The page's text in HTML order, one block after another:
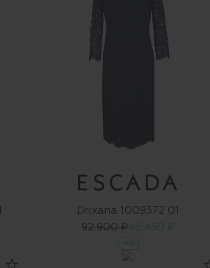
Drixana 1009372 01
92 900 ₽46 450 ₽
-50%